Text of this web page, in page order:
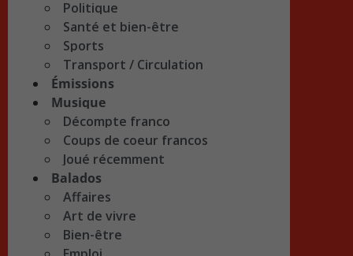
Politique
Santé et bien-être
Sports
Transport / Circulation
Émissions
Musique
Décompte franco
Coups de coeur francos
Joué récemment
Balados
Affaires
Art de vivre
Bien-être